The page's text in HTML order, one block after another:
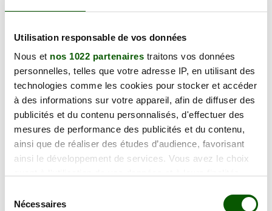
Utilisation responsable de vos données
Nous et nos 1022 partenaires traitons vos données
personnelles, telles que votre adresse IP, en utilisant des
technologies comme les cookies pour stocker et accéder
à des informations sur votre appareil, afin de diffuser des
publicités et du contenu personnalisés, d'effectuer des
mesures de performance des publicités et du contenu,
ainsi que de réaliser des études d’audience, favorisant
ainsi le développement de services. Vous avez le choix
tout moment en consultant la Déclaration relative aux
Nécessaires
50 Rue Chanzy, 28000 Chartres
En forte demande
Annulation Gratuite jusqu'à 48h
129.00 €
1 Rue des Empereurs,
28200 Châteaudun
En forte demande
lundi 14 septembre 2026